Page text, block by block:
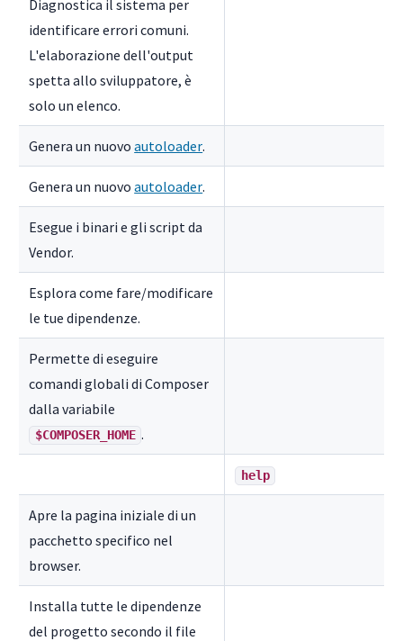
Diagnostica il sistema per
identificare errori comuni.
L'elaborazione dell'output
spetta allo sviluppatore, è
solo un elenco.
Genera un nuovoautoloader.
Genera un nuovoautoloader.
Esegue i binari e gli script da
Vendor.
Esplora come fare/modificare
le tue dipendenze.
Permette di eseguire
comandi globali di Composer
dalla variabile
$COMPOSER_HOME .
help
Apre la pagina iniziale di un
pacchetto specifico nel
browser.
Installa tutte le dipendenze
del progetto secondo il file